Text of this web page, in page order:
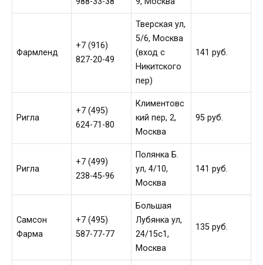
Фармленд
+7 (916)
827-20-49
Тверская ул,
5/6, Москва
(вход с
Никитского
пер)
141 руб.
Ригла
+7 (495)
624-71-80
Климентовс
кий пер, 2,
Москва
95 руб.
Ригла
+7 (499)
238-45-96
Полянка Б.
ул, 4/10,
Москва
141 руб.
Самсон
Фарма
+7 (495)
587-77-77
Большая
Лубянка ул,
24/15с1,
Москва
135 руб.